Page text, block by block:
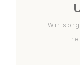
Wir